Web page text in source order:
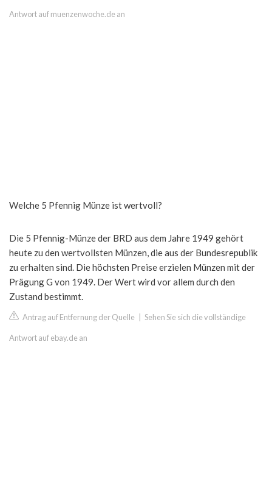
Antwort auf muenzenwoche.de an
Welche 5 Pfennig Münze ist wertvoll?
Die 5 Pfennig-Münze der BRD aus dem Jahre 1949 gehört
heute zu den wertvollsten Münzen, die aus der Bundesrepublik
zu erhalten sind. Die höchsten Preise erzielen Münzen mit der
Prägung G von 1949. Der Wert wird vor allem durch den
Zustand bestimmt.
Antrag auf Entfernung der Quelle Sehen Sie sich die vollständige
Antwort auf ebay.de an